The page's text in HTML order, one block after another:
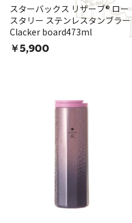
スターバックス リザーブ® ロー
スタリー ステンレスタンブラー
Clacker board473ml
￥5,900